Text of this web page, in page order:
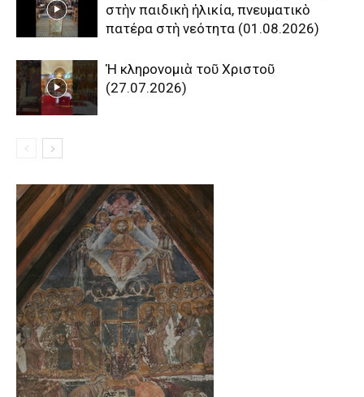
στὴν παιδικὴ ἡλικία, πνευματικὸ
πατέρα στὴ νεότητα (01.08.2026)
Ἡ κληρονομιὰ τοῦ Χριστοῦ
(27.07.2026)